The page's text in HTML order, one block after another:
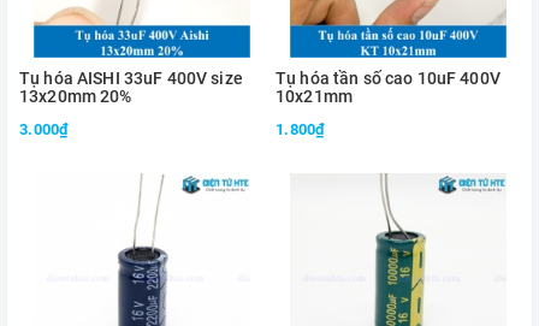
Tụ hóa AISHI 33uF 400V size
13x20mm 20%
3.000₫
Tụ hóa tần số cao 10uF 400V
10x21mm
1.800₫